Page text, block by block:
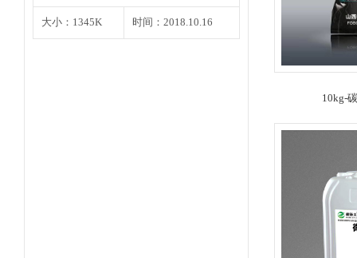
大小：1345K 时间：2018.10.16
10kg-